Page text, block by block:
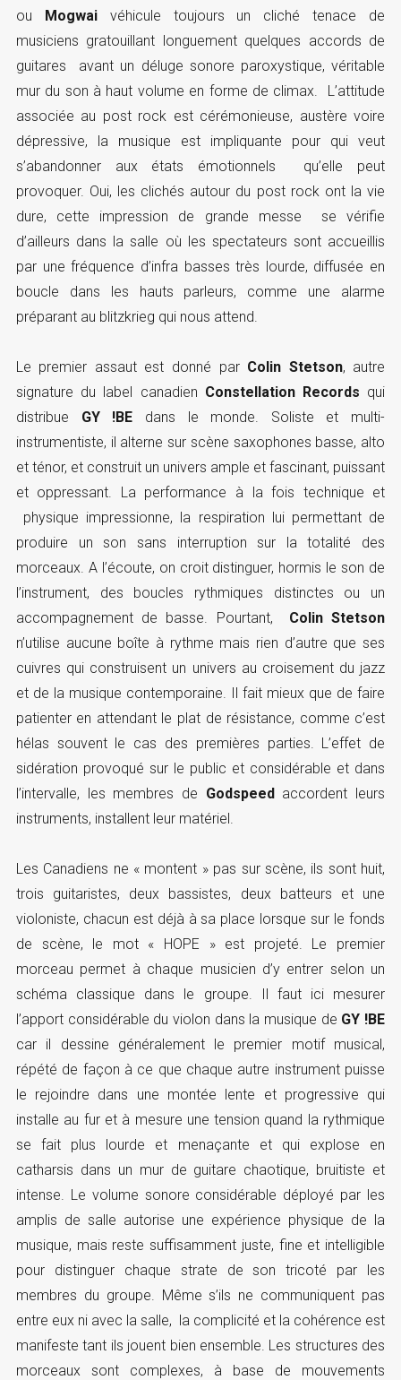
ou Mogwaivéhicule toujours un cliché tenace de
musiciens gratouillant longuement quelques accords de
guitares avant un déluge sonore paroxystique, véritable
mur du son à haut volume en forme de climax. L’attitude
associée au post rock est cérémonieuse, austère voire
dépressive, la musique est impliquante pour qui veut
s’abandonner aux états émotionnels qu’elle peut
provoquer. Oui, les clichés autour du post rock ont la vie
dure, cette impression de grande messe se vérifie
d’ailleurs dans la salle où les spectateurs sont accueillis
par une fréquence d’infra basses très lourde, diffusée en
boucle dans les hauts parleurs, comme une alarme
préparant au blitzkrieg qui nous attend.
Le premier assaut est donné par Colin Stetson, autre
signature du label canadien Constellation Records qui
distribue GY !BE dans le monde. Soliste et multi-
instrumentiste, il alterne sur scène saxophones basse, alto
et ténor, et construit un univers ample et fascinant, puissant
et oppressant. La performance à la fois technique et
physique impressionne, la respiration lui permettant de
produire un son sans interruption sur la totalité des
morceaux. A l’écoute, on croit distinguer, hormis le son de
l’instrument, des boucles rythmiques distinctes ou un
accompagnement de basse. Pourtant, Colin Stetson
n’utilise aucune boîte à rythme mais rien d’autre que ses
cuivres qui construisent un univers au croisement du jazz
et de la musique contemporaine. Il fait mieux que de faire
patienter en attendant le plat de résistance, comme c’est
hélas souvent le cas des premières parties. L’effet de
sidération provoqué sur le public et considérable et dans
l’intervalle, les membres de Godspeedaccordent leurs
instruments, installent leur matériel.
Les Canadiens ne « montent » pas sur scène, ils sont huit,
trois guitaristes, deux bassistes, deux batteurs et une
violoniste, chacun est déjà à sa place lorsque sur le fonds
de scène, le mot « HOPE » est projeté. Le premier
morceau permet à chaque musicien d’y entrer selon un
schéma classique dans le groupe. Il faut ici mesurer
l’apport considérable du violon dans la musique de GY !BE
car il dessine généralement le premier motif musical,
répété de façon à ce que chaque autre instrument puisse
le rejoindre dans une montée lente et progressive qui
installe au fur et à mesure une tension quand la rythmique
se fait plus lourde et menaçante et qui explose en
catharsis dans un mur de guitare chaotique, bruitiste et
intense. Le volume sonore considérable déployé par les
amplis de salle autorise une expérience physique de la
musique, mais reste suffisamment juste, fine et intelligible
pour distinguer chaque strate de son tricoté par les
membres du groupe. Même s’ils ne communiquent pas
entre eux ni avec la salle, la complicité et la cohérence est
manifeste tant ils jouent bien ensemble. Les structures des
morceaux sont complexes, à base de mouvements